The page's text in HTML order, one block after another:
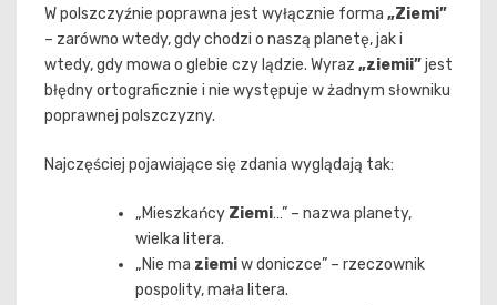
W polszczyźnie poprawna jest wyłącznie forma „Ziemi”
– zarówno wtedy, gdy chodzi o naszą planetę, jak i
wtedy, gdy mowa o glebie czy lądzie. Wyraz „ziemii”jest
błędny ortograficznie i nie występuje w żadnym słowniku
poprawnej polszczyzny.
Najczęściej pojawiające się zdania wyglądają tak:
„Mieszkańcy Ziemi…” – nazwa planety,
wielka litera.
„Nie ma ziemiw doniczce” – rzeczownik
pospolity, mała litera.